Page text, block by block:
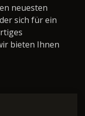
neuesten
sich für ein
bieten Ihnen